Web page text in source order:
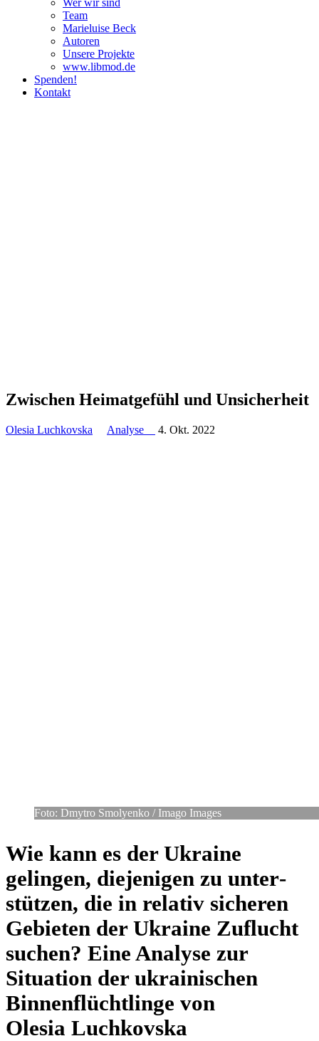
Wer wir sind
Team
Marie­luise Beck
Autoren
Unsere Pro­jekte
www.libmod.de
Spenden!
Kontakt
Zwi­schen Hei­mat­ge­fühl und Unsicherheit
Olesia Luchkovska Analyse 4. Okt. 2022
Foto: Dmytro Smo­ly­enko /​ Imago Images
Wie kann es der Ukraine
gelin­gen, die­je­ni­gen zu unter­
stüt­zen, die in relativ siche­ren
Gebie­ten der Ukraine Zuflucht
suchen? Eine Analyse zur
Situa­tion der ukrai­ni­schen
Bin­nen­flücht­linge von
Olesia Luchkovska